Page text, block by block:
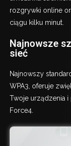
rozgrywki online
ciągu kilku minut.
Najnowsze
sieć
Najnowszy
WPA3, oferuje
Twoje urządzenia i
Force4.